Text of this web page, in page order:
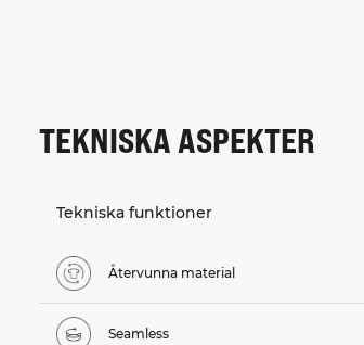
TEKNISKA ASPEKTER
Tekniska funktioner
Återvunna material
Seamless